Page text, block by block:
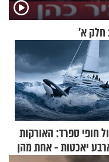
א’
חופי ספרד: האורקות
יאכטות - אחת מהן